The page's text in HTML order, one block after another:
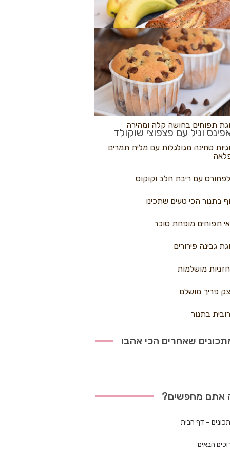
פיצה
בננות
וניל עם פצפוצי שוקולד
נקראים
תפוחים בחושה קלה ומהירה
טחינה מגולגלות עם מלית תמרים
עם ריבת חלב וקוקוס
בתנור הכי טעים שתכינו
תפוחים מופחת סוכר
גבינה פירורים
מושלמות
פריך מושלם
בתנור
שאחרים הכי אהבו
אתם מחפשים?
– דף הבית
הבאים